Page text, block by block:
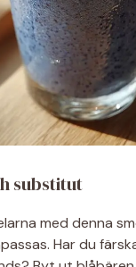
substitut
med denna
Har du